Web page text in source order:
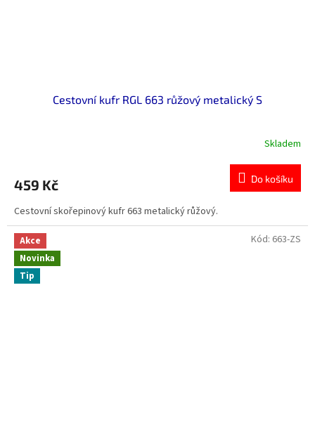
Cestovní kufr RGL 663 růžový metalický S
Skladem
459 Kč Do košíku
Cestovní skořepinový kufr 663 metalický růžový.
Akce
Novinka
Tip
Kód: 663-ZS